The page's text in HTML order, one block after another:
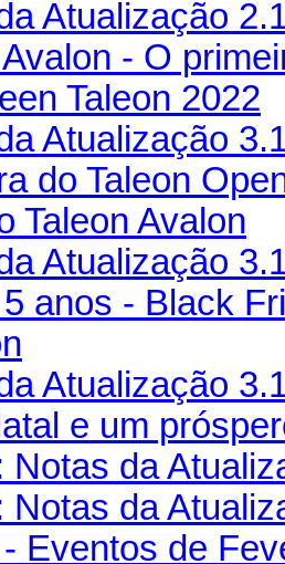
Atualização
- O
Taleon 2022
Atualização
do Taleon
Taleon Avalon
Atualização
anos - Black
Atualização
e um
Notas da
Notas da
Eventos de